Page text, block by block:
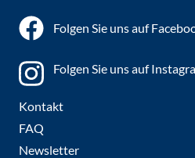
Folgen Sie uns auf
Folgen Sie uns auf
Kontakt
FAQ
Newsletter